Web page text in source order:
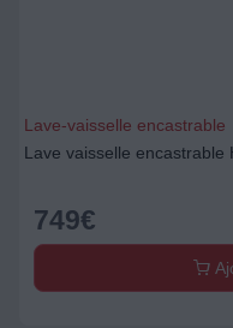
Lave-vaisselle encastrable
Lave vaisselle encastrable
749€